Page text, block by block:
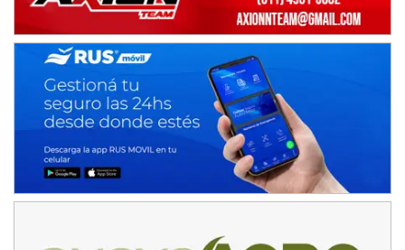
IAME SERIES ARGENTINA 6
Ramiro Tot (Asfalto)
Baradero (Buenos Aires)
KDO - F6
Ciudad de Trenque Lauquen (Asfalto)
ENTRERRIANO - F6 (POSTERGADA)
Villaguay (Entre Ríos)